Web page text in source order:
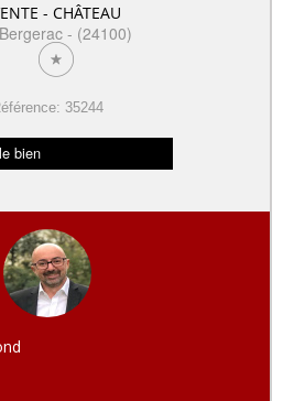
- CHÂTEAU
Bergerac - (24100)
35244
bien